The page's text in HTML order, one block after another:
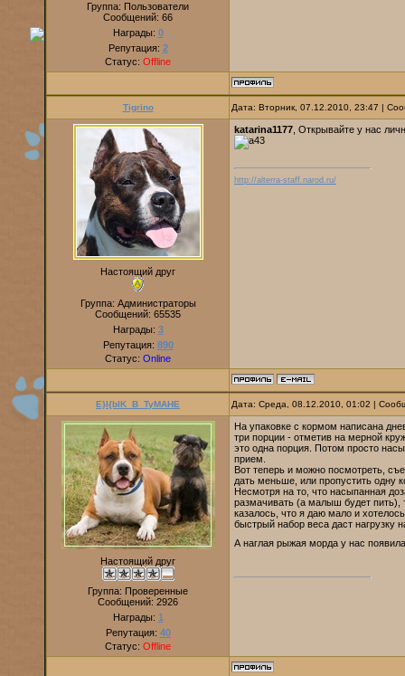
Группа: Пользователи
Сообщений: 66
Награды: 0
Репутация: 2
Статус: Offline
Tigrino Дата: Вторник, 07.12.2010, 23:47 |
Настоящий друг
Группа: Администраторы
Сообщений: 65535
Награды: 3
Репутация: 890
Статус: Online
katarina1177 , Открывайте у нас
http://alterra-staff.narod.ru/
E}I{bIK_B_TyMAHE Дата: Среда, 08.12.2010, 01:02 |
Настоящий друг
Группа: Проверенные
Сообщений: 2926
Награды: 1
Репутация: 40
Статус: Offline
На упаковке с кормом написана
три порции - отметив на мерной
это одна порция. Потом просто
прием.
Вот теперь и можно посмотреть,
дать меньше, или пропустить одну
Несмотря на то, что насыпанная
размачивать (а малыш будет пить),
казалось, что я даю мало и
быстрый набор веса даст нагрузку
А наглая рыжая морда у нас